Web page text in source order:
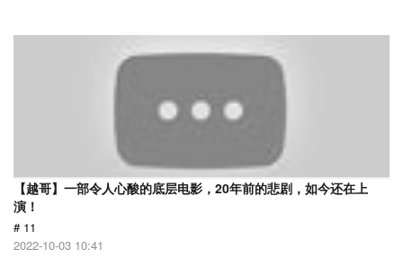
【越哥】一部令人心酸的底层电影，20年前的悲剧，如今还在上
演！
# 11
2022-10-03 10:41